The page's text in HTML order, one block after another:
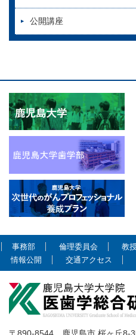
公開講座
事務部 倫理委員会 教
情報公開
交通アクセス